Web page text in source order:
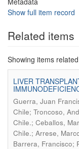
Show full item record
Related items
Showing items
LIVER
Guerra, Juan
Chile; Troncoso,
Chile.; Ceballos,
Chile.; Arrese,
Barrera, Francisco;